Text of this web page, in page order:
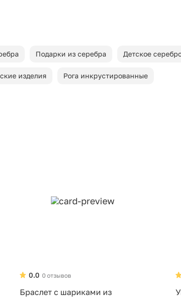
Подарки из серебра Детское
изделия Рога инкрустированные
0 отзывов
0.0
Браслет с шариками из